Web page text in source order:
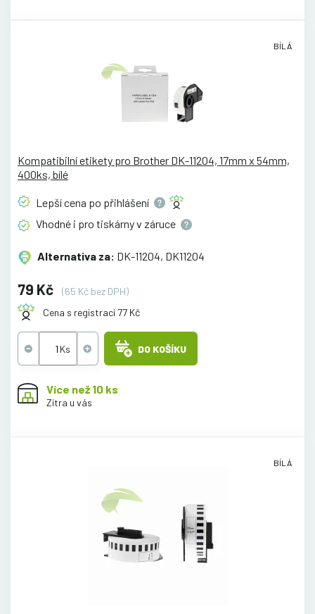
BÍLÁ
Kompatibilní etikety pro Brother DK-11204, 17mm x 54mm,
400ks, bílé
Lepší cena po přihlášení
Vhodné i pro tiskárny v záruce
Alternativa za: DK-11204, DK11204
79 Kč
(65 Kč bez DPH)
Cena s registrací 77 Kč
DO KOŠÍKU
Více než 10 ks
Zítra u vás
BÍLÁ